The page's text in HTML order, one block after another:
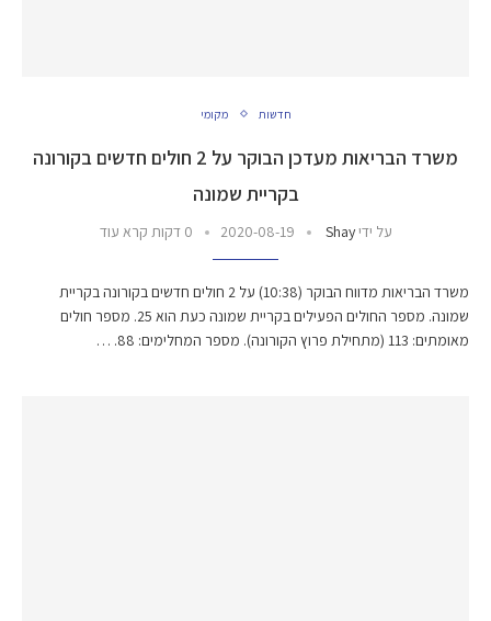
חדשות מקומי
משרד הבריאות מעדכן הבוקר על 2 חולים חדשים בקורונה
בקריית שמונה
על ידיShay
2020-08-19 0 דקות קרא עוד
משרד הבריאות מדווח הבוקר (10:38) על 2 חולים חדשים בקורונה בקריית
שמונה. מספר החולים הפעילים בקריית שמונה כעת הוא 25. מספר חולים
מאומתים: 113 (מתחילת פרוץ הקורונה). מספר המחלימים: 88. …